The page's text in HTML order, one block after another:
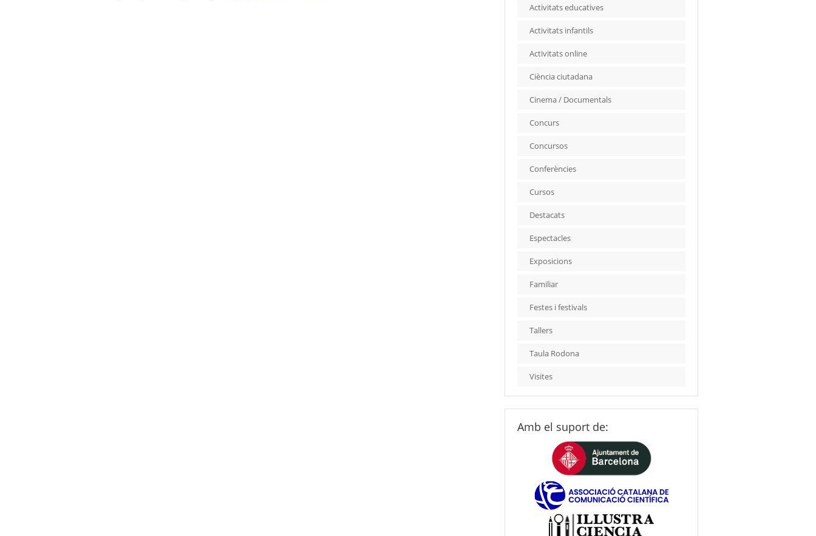
Activitats educatives
Activitats infantils
Activitats online
Ciència ciutadana
Cinema / Documentals
Concurs
Concursos
Conferències
Cursos
Destacats
Espectacles
Exposicions
Familiar
Festes i festivals
Tallers
Taula Rodona
Visites
Amb el suport de: